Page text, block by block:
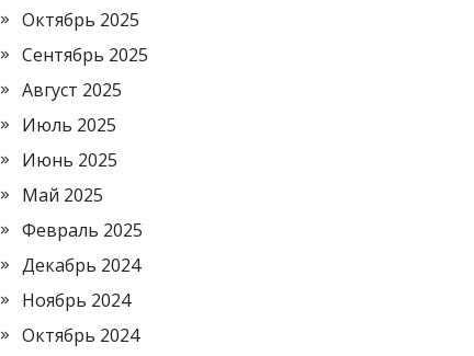
Октябрь 2025
Сентябрь 2025
Август 2025
Июль 2025
Июнь 2025
Май 2025
Февраль 2025
Декабрь 2024
Ноябрь 2024
Октябрь 2024